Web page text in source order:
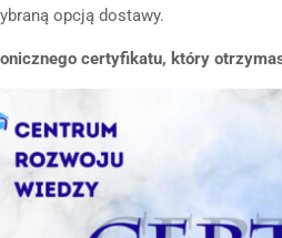
opcją dostawy.
certyfikatu, który